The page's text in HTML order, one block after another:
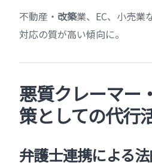
不動産・ 改築業、EC、小売業
対応の質が高い傾向に。
悪質クレーマー
策としての代行
弁護士連携による